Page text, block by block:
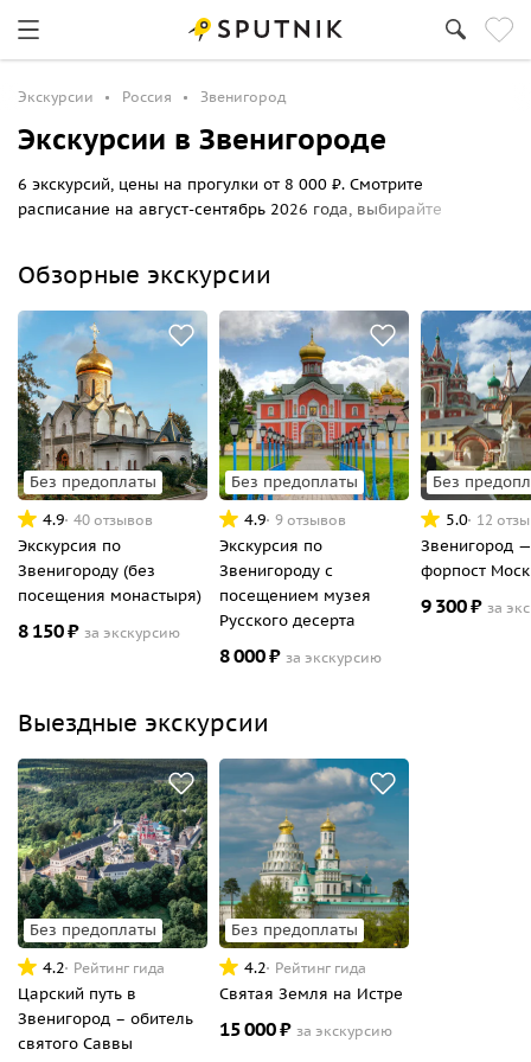
Экскурсии Россия Звенигород
Экскурсии в Звенигороде
6 экскурсий, цены на прогулки от 8 000 ₽. Смотрите
расписание на август-сентябрь 2026 года, выбирайте
Обзорные экскурсии
Без предоплаты
4.9 40 отзывов
Экскурсия по
Звенигороду (без
посещения монастыря)
8 150₽ за экскурсию
Без предоплаты
4.9 9 отзывов
Экскурсия по
Звенигороду с
посещением музея
Русского десерта
8000₽ за экскурсию
Без
5.0 12
Звенигород
форпост
9 300₽ за
Выездные экскурсии
Без предоплаты
4.2 Рейтинг гида
Царский путь в
Звенигород – обитель
святого Саввы
Без предоплаты
4.2 Рейтинг гида
Святая Земля на Истре
15000₽ за экскурсию